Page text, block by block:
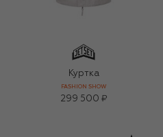
Куртка
FASHION SHOW
299 500 ₽